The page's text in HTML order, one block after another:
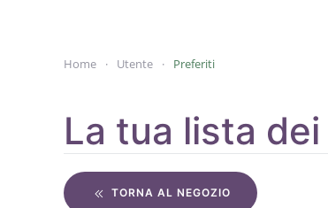
Home Utente Preferiti
La tua lista
TORNA AL NEGOZIO